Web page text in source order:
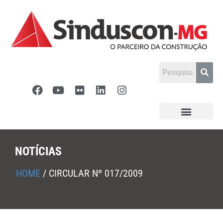
NOTÍCIAS
HOME / CIRCULAR Nº 017/2009